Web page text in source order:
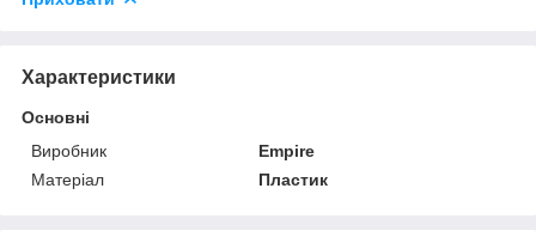
Характеристики
Основні
Виробник
Empire
Матеріал
Пластик